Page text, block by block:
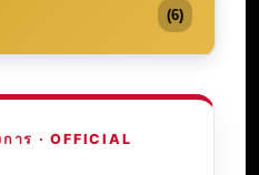
(6)
าร · OFFICIAL